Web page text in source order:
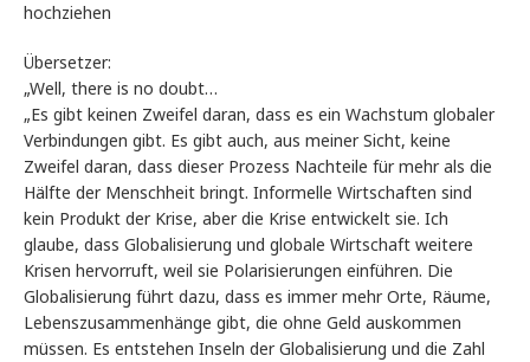
hochziehen
Übersetzer:
„Well, there is no doubt…
„Es gibt keinen Zweifel daran, dass es ein Wachstum globaler
Verbindungen gibt. Es gibt auch, aus meiner Sicht, keine
Zweifel daran, dass dieser Prozess Nachteile für mehr als die
Hälfte der Menschheit bringt. Informelle Wirtschaften sind
kein Produkt der Krise, aber die Krise entwickelt sie. Ich
glaube, dass Globalisierung und globale Wirtschaft weitere
Krisen hervorruft, weil sie Polarisierungen einführen. Die
Globalisierung führt dazu, dass es immer mehr Orte, Räume,
Lebenszusammenhänge gibt, die ohne Geld auskommen
müssen. Es entstehen Inseln der Globalisierung und die Zahl